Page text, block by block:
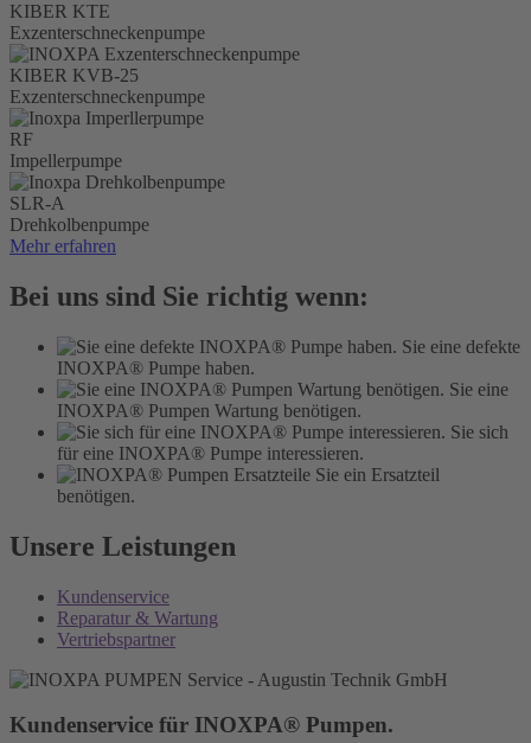
KIBER KTE
Exzenterschneckenpumpe
KIBER KVB-25
Exzenterschneckenpumpe
RF
Impellerpumpe
SLR-A
Drehkolbenpumpe
Mehr erfahren
Bei uns sind Sie richtig wenn:
Sie eine defekte
INOXPA® Pumpe haben.
Sie eine
INOXPA® Pumpen Wartung benötigen.
Sie sich
für eine INOXPA® Pumpe interessieren.
Sie ein Ersatzteil
benötigen.
Unsere Leistungen
Kundenservice
Reparatur & Wartung
Vertriebspartner
Kundenservice für INOXPA® Pumpen.